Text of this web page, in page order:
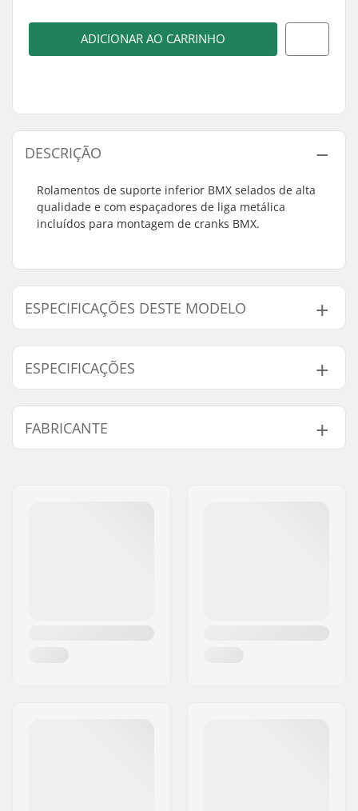
ADICIONAR AO CARRINHO
DESCRIÇÃO
Rolamentos de suporte inferior BMX selados de alta
qualidade e com espaçadores de liga metálica
incluídos para montagem de cranks BMX.
ESPECIFICAÇÕES DESTE MODELO
19mm
ESPECIFICAÇÕES
Eixo pedaleiro: Mid, Selado
Peso:
FABRICANTE